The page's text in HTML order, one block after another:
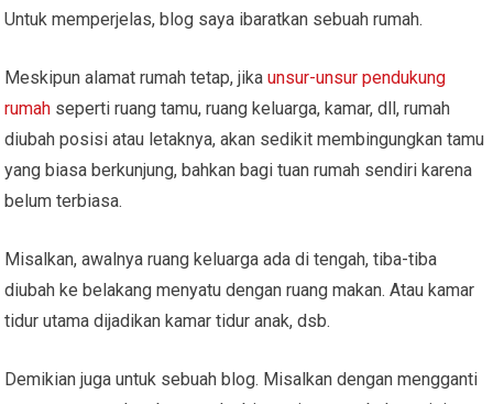
Untuk memperjelas, blog saya ibaratkan sebuah rumah.
Meskipun alamat rumah tetap, jikaunsur-unsur pendukung
rumah seperti ruang tamu, ruang keluarga, kamar, dll, rumah
diubah posisi atau letaknya, akan sedikit membingungkan tamu
yang biasa berkunjung, bahkan bagi tuan rumah sendiri karena
belum terbiasa.
Misalkan, awalnya ruang keluarga ada di tengah, tiba-tiba
diubah ke belakang menyatu dengan ruang makan. Atau kamar
tidur utama dijadikan kamar tidur anak, dsb.
Demikian juga untuk sebuah blog. Misalkan dengan mengganti